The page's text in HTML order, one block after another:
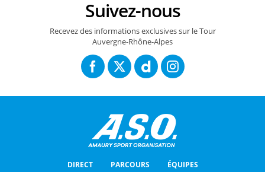
Suivez-nous
Recevez des informations exclusives sur le Tour
Auvergne-Rhône-Alpes
DIRECT PARCOURS ÉQUIPES